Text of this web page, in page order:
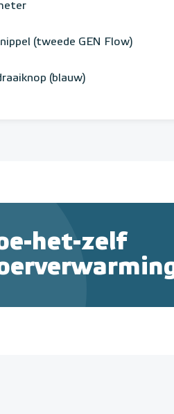
(tweede GEN Flow)
(blauw)
het-zelf